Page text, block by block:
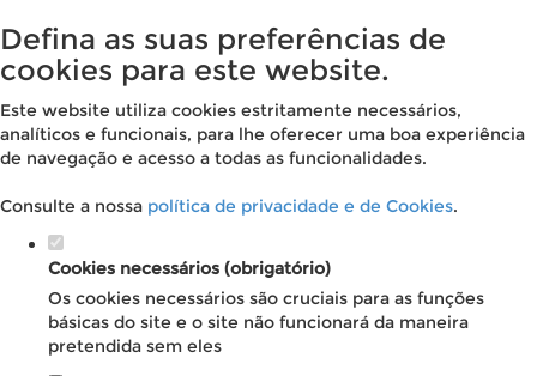
Defina as suas preferências de
cookies para este website.
Este website utiliza cookies estritamente necessários,
analíticos e funcionais, para lhe oferecer uma boa experiência
de navegação e acesso a todas as funcionalidades.
Consulte a nossa política de privacidade e de Cookies.
Cookies necessários (obrigatório)
Os cookies necessários são cruciais para as funções
básicas do site e o site não funcionará da maneira
pretendida sem eles